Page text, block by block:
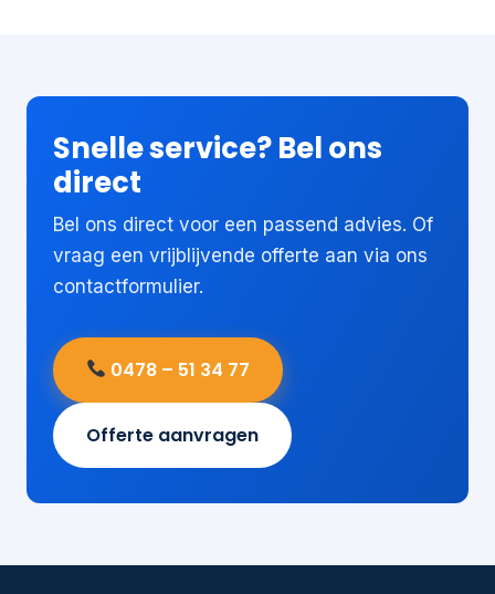
Snelle service? Bel ons
direct
Bel ons direct voor een passend advies. Of
vraag een vrijblijvende offerte aan via ons
contactformulier.
0478 – 51 34 77
Offerte aanvragen